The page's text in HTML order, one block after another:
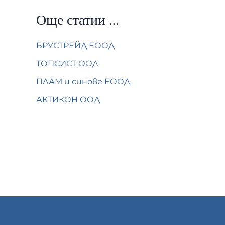
Още статии …
БРУСТРЕЙД ЕООД
ТОПСИСТ ООД
ПЛАМ и синове ЕООД
АКТИКОН ООД